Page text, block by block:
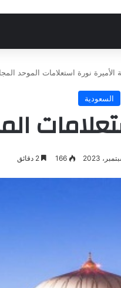
نورة استعلامات الموحد المجاني
السعودية
166